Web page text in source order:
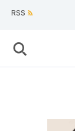
RSS